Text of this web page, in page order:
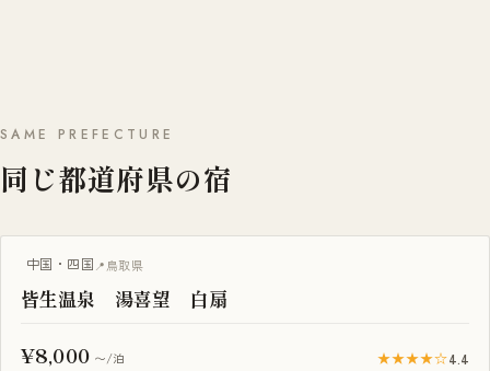
SAME PREFECTURE
同じ都道府県の宿
中国・四国 鳥取県
皆生温泉 湯喜望 白扇
¥8,000 〜/泊 ★★★★☆4.4